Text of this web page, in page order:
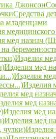
Джонсон
Средства
младенцами
медицинского
мед назнач
Изделия
Изделия мед
Изделия
Изделия
мед
мед
Изделия мед
Изделия мед
чулки)Изделия